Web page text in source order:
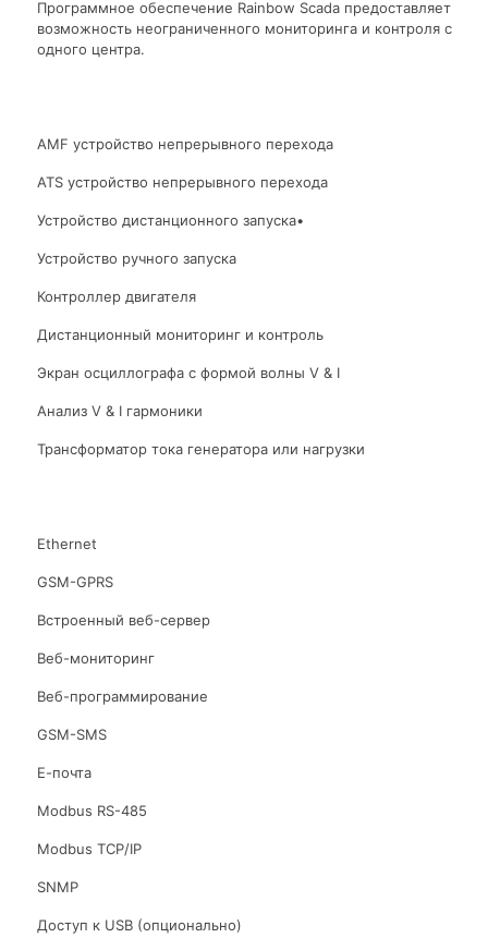
Программное обеспечение Rainbow Scada предоставляет
возможность неограниченного мониторинга и контроля с
одного центра.
AMF устройство непрерывного перехода
ATS устройство непрерывного перехода
Устройство дистанционного запуска•
Устройство ручного запуска
Контроллер двигателя
Дистанционный мониторинг и контроль
Экран осциллографа с формой волны V & I
Анализ V & I гармоники
Трансформатор тока генератора или нагрузки
Ethernet
GSM-GPRS
Встроенный веб-сервер
Веб-мониторинг
Веб-программирование
GSM-SMS
Е-почта
Modbus RS-485
Modbus TCP/IP
SNMP
Доступ к USB (опционально)